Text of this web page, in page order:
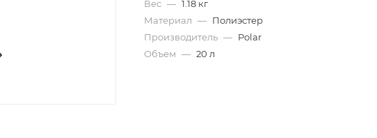
Вес — 1.18 кг
Материал — Полиэстер
Производитель — Polar
Объем — 20 л